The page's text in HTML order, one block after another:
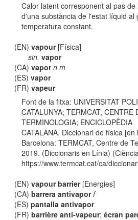
Calor latent corresponent al pas
d'una substància de l'estat líquid al
temperatura constant.
(EN)vapour[Física]
sin. vapor
(CA)vapor n m
(ES)vapor
(FR)vapeur
Font de la fitxa: UNIVERSITAT
CATALUNYA; TERMCAT, CENTRE
TERMINOLOGIA; ENCICLOPÈDIA
CATALANA. Diccionari de física
Barcelona: TERMCAT, Centre de
2019. (Diccionaris en Línia)
https://www.termcat.cat/ca/
(EN)vapour barrier[Energies]
(CA)barrera antivapor f
(ES)pantalla antivapor
(FR)barrière anti-vapeur;écran